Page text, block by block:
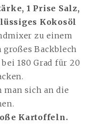
1 Prise Salz,
Kokosöl
zu einem
Backblech
180 Grad für 20
man sich an die
Kartoffeln.